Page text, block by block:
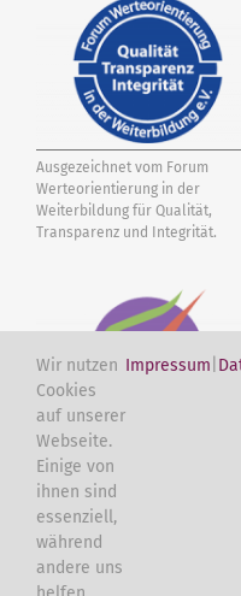
Ausgezeichnet vom Forum
Werteorientierung in der
Weiterbildung für Qualität,
Transparenz und Integrität.
Vom International Kinesiology
College IKC zertifizierte Touch
Health Instruktorin.
Wir nutzen
Cookies
auf unserer
Webseite.
Einige von
ihnen sind
essenziell,
während
andere uns
Impressum